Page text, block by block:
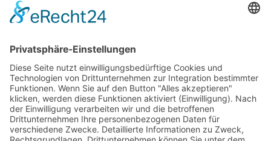
„Die Schöne und das Biest – Das Musical“ ist eine
Mischung aus Romantik und Dramatik, aus einer
Lebensfreude. Die Zuschauer dürfen sich auf einen
Mix aus gefühlvollen Balladen und rockigen Songs in
deutscher Sprache sowie auf einzigartige
Bühnenbilder und eine spektakuläre Lichtshow
freuen.